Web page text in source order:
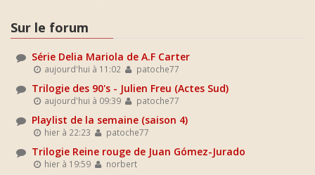
Sur le forum
Série Delia Mariola de A.F Carter
aujourd'hui à 11:02 patoche77
Trilogie des 90's - Julien Freu (Actes Sud)
aujourd'hui à 09:39 patoche77
Playlist de la semaine (saison 4)
hier à 22:23 patoche77
Trilogie Reine rouge de Juan Gómez-Jurado
hier à 19:59 norbert